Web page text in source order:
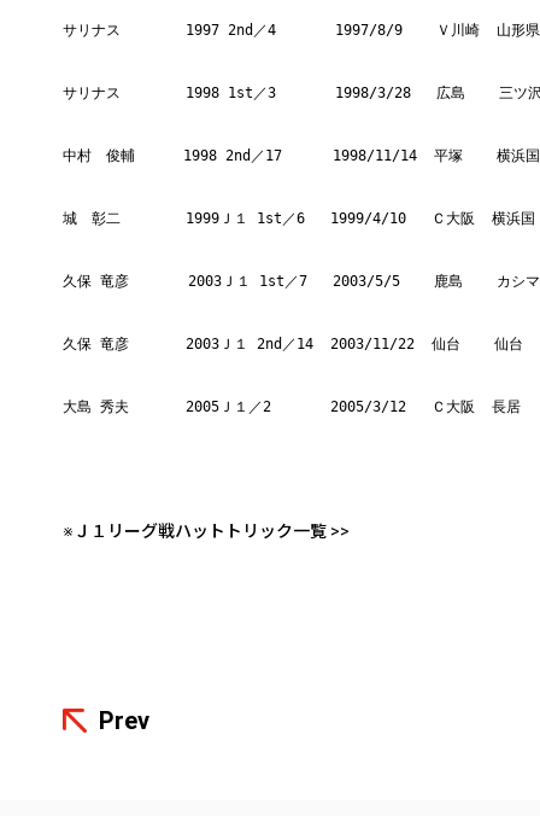
サリナス      　1997 2nd／4       1997/8/9    Ｖ川崎  山形
サリナス      　1998 1st／3       1998/3/28   広島    三ツ
中村　俊輔    　1998 2nd／17      1998/11/14  平塚    横浜
城　彰二      　1999Ｊ１ 1st／6   1999/4/10   Ｃ大阪  横浜
久保 竜彦       2003Ｊ１ 1st／7   2003/5/5    鹿島    カシ
久保 竜彦     　2003Ｊ１ 2nd／14  2003/11/22  仙台    仙
大島 秀夫    　 2005Ｊ１／2       2005/3/12   Ｃ大阪  長
※Ｊ１リーグ戦ハットトリック一覧 >>
Prev